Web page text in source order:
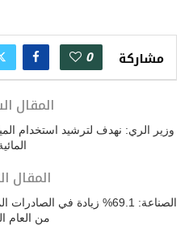
مشاركة 0
المقال
وزير الري: نهدف لترشيد استخدام
المقال
الصناعة: 69.1% زيادة في
من العام